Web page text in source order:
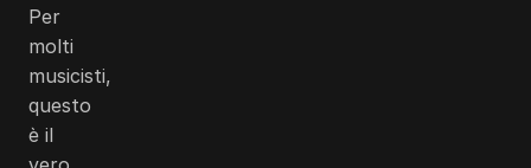
Per
molti
musicisti,
questo
è il